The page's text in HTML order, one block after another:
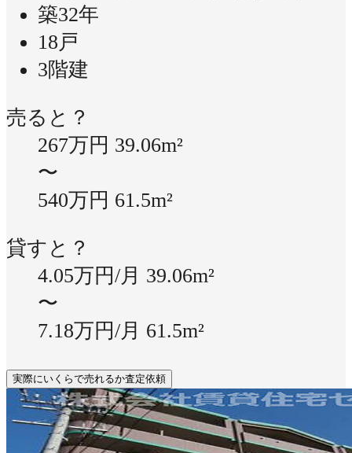
築32年
18戸
3階建
売ると？
267万円 39.06m²
〜
540万円 61.5m²
貸すと？
4.05万円/月 39.06m²
〜
7.18万円/月 61.5m²
実際にいくらで売れるか査定依頼